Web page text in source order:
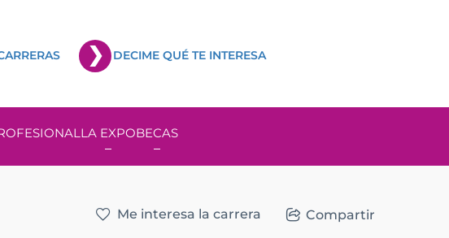
DECIME QUÉ TE INTERESA
LA EXPOBECAS
Me interesa la carrera Compartir